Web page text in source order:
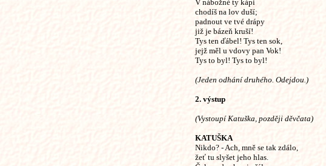
V nábožné ty kápi
chodíš na lov duší;
padnout ve tvé drápy
již je bázeň kruší!
Tys ten ďábel! Tys ten sok,
jejž měl u vdovy pan Vok!
Tys to byl! Tys to byl!
(Jeden odhání druhého. Odejdou.)
2. výstup
(Vystoupí Katuška, později děvčata)
KATUŠKA
Nikdo? - Ach, mně se tak zdálo,
žeť tu slyšet jeho hlas.